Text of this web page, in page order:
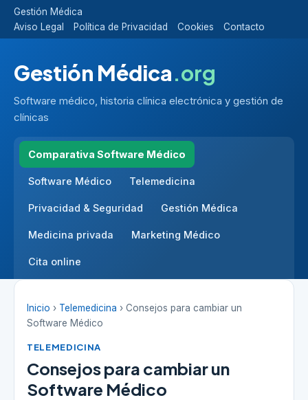
Gestión Médica
Aviso Legal
Política de Privacidad Cookies Contacto
Gestión Médica.org
Software médico, historia clínica electrónica y gestión de
clínicas
Comparativa Software Médico
Software Médico Telemedicina
Privacidad & Seguridad Gestión Médica
Medicina privada Marketing Médico
Cita online
Inicio › Telemedicina › Consejos para cambiar un
Software Médico
TELEMEDICINA
Consejos para cambiar un
Software Médico